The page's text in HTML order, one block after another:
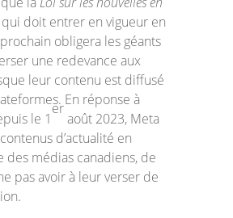
doit entrer en vigueur en
obligera les géants
une redevance aux
leur contenu est diffusé
En réponse à
le 1
er
août 2023, Meta
d’actualité en
des médias canadiens, de
pas avoir à leur verser de